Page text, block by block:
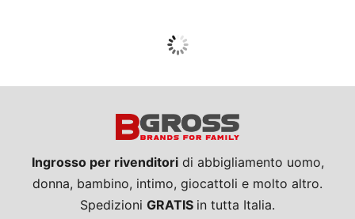
Guarda tutto
Ingrosso per rivenditoridi abbigliamento uomo,
donna, bambino, intimo, giocattoli e molto altro.
Spedizioni GRATIS in tutta Italia.